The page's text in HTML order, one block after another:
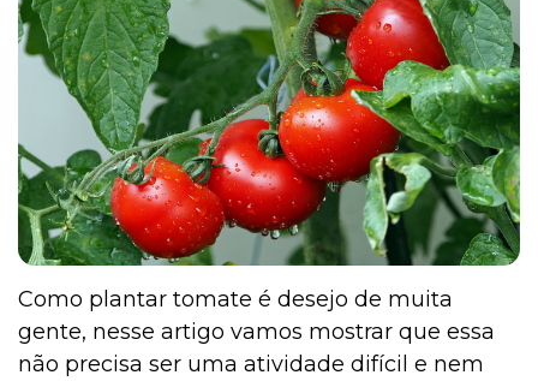
Outros Pets
Casa & Piscina
Jardinagem
Institucional
Como plantar tomate é desejo de muita
gente, nesse artigo vamos mostrar que essa
não precisa ser uma atividade difícil e nem